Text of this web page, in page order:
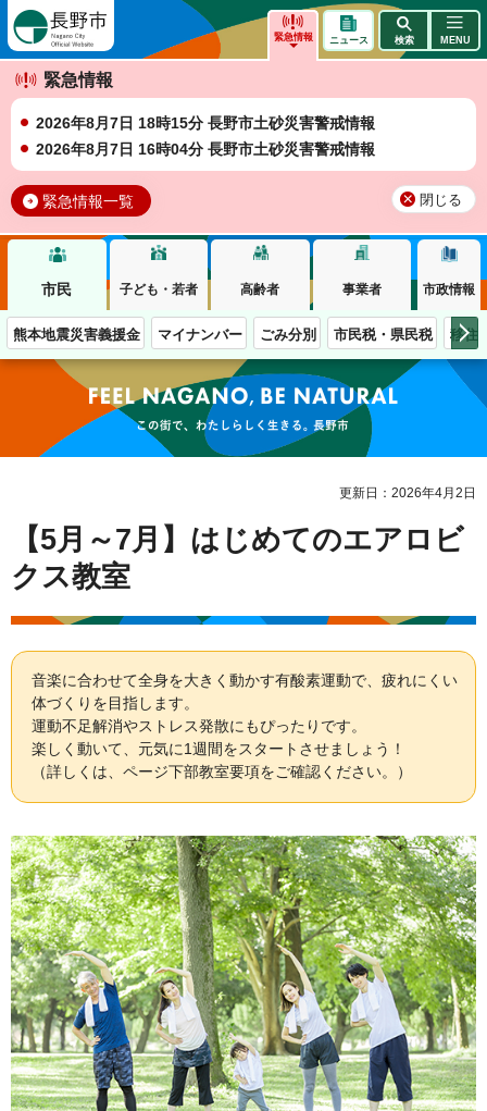
緊急情報
緊急情報
2026年8月7日 18時15分 長野市土砂災害警戒情報
2026年8月7日 16時04分 長野市土砂災害警戒情報
緊急情報一覧 閉じる
ニュース 検索 MENU
市民 子ども・若者 高齢者 事業者 市政情報
熊本地震災害義援金 マイナンバー ごみ分別 市民税・県民税 移住
この街で、わたしらしく生きる。長野市
更新日：2026年4月2日
【5月～7月】はじめてのエアロビ
クス教室
音楽に合わせて全身を大きく動かす有酸素運動で、疲れにくい
体づくりを目指します。
運動不足解消やストレス発散にもぴったりです。
楽しく動いて、元気に1週間をスタートさせましょう！
（詳しくは、ページ下部教室要項をご確認ください。）